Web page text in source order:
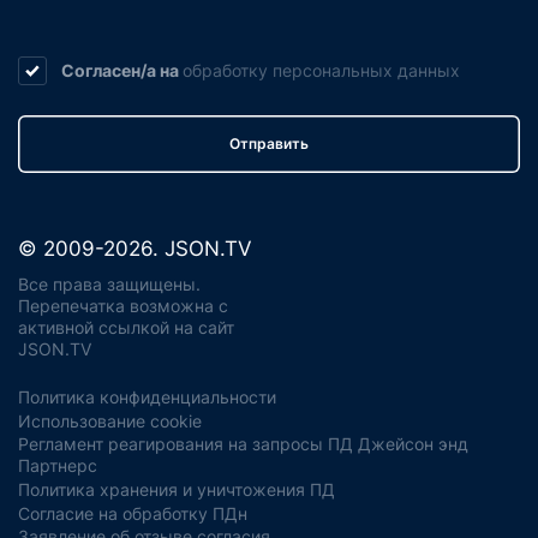
Согласен/а на обработку персональных данных
Отправить
© 2009-2026. JSON.TV
Все права защищены.
Перепечатка возможна с
активной ссылкой на сайт
JSON.TV
Политика конфиденциальности
Использование cookie
Регламент реагирования на запросы ПД Джейсон энд
Партнерс
Политика хранения и уничтожения ПД
Согласие на обработку ПДн